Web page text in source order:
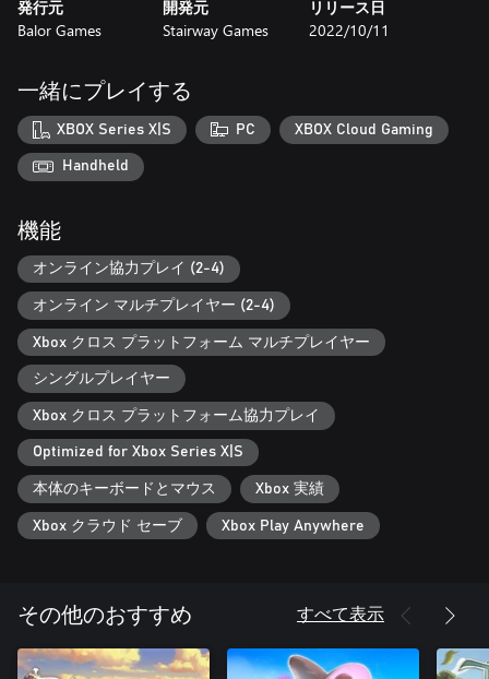
Coral Islandでは、それぞれの季節で異なる物語が紡がれます。
探索に日々を費やす。町で人生を一緒に築ける特別な人を見つ
成長に集中する。すべてはあなたが決めることです。
マルチプレイで農作業：
最大3人の友達とチーム（合計で4人の農場主）を組んで、夢の
農場を作り上げることができます！仲間と一緒に作物を育て、
検…何をするにしても、友達と一緒の方がずっと楽しいはずで
す！
自分自身であろう
大量の衣装、アクセサリー、体格から選びましょう。自分を表
現するための多くの選択肢が存在します。自分のスタイルを見
つけ、なりたい自分になりましょう。
個性豊かな島の人々と友達になろう
Coral Islandに住む様々な立場を持つ70人を超えるキャラクター
たちと出会いましょう。会話を行い、興味がある内容を突き止
め、ピッタリの贈り物で喜ばせましょう。
出会いを求める25人の独身者と知り合いましょう！親交を深
め、心を惹きつけ、大切な人を見つけましょう。そして、あな
たの準備ができたら、一緒に農場での物語の新しいチャプター
を始めましょう。
発行元
Balor Games
開発元
Stairway Games
リリース日
2022/10/11
一緒にプレイする
XBOX Series X|S PC XBOX Cloud Gaming
Handheld
機能
オンライン協力プレイ (2-4)
オンライン マルチプレイヤー (2-4)
Xbox クロス プラットフォーム マルチプレイヤー
シングルプレイヤー
Xbox クロス プラットフォーム協力プレイ
Optimized for Xbox Series X|S
本体のキーボードとマウス Xbox 実績
Xbox クラウド セーブ Xbox Play Anywhere
その他のおすすめ すべて表示